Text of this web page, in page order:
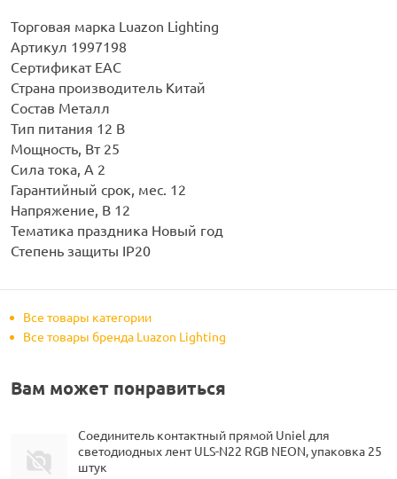
Торговая марка Luazon Lighting
Артикул 1997198
Сертификат ЕАС
Страна производитель Китай
Состав Металл
Тип питания 12 В
Мощность, Вт 25
Сила тока, А 2
Гарантийный срок, мес. 12
Напряжение, В 12
Тематика праздника Новый год
Степень защиты IP20
Все товары категории
Все товары бренда Luazon Lighting
Вам может понравиться
Соединитель контактный прямой Uniel для
светодиодных лент ULS-N22 RGB NEON, упаковка 25
штук